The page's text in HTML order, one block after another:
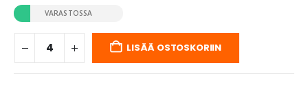
VARASTOSSA
LISÄÄ OSTOSKORIIN